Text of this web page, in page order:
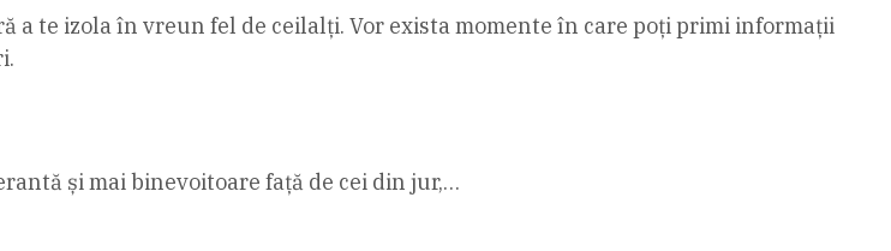
a te izola în vreun fel de ceilalți. Vor exista momente în care poți primi informații
și mai binevoitoare față de cei din jur,…